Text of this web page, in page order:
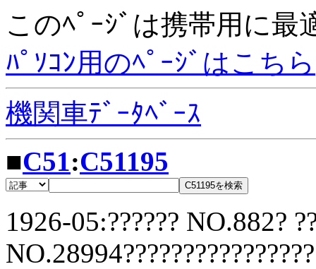
このﾍﾟｰｼﾞは携帯用に最
ﾊﾟｿｺﾝ用のﾍﾟｰｼﾞはこちら
機関車ﾃﾞｰﾀﾍﾞｰｽ
■C51:C51195
1926-05:?????? NO.882?